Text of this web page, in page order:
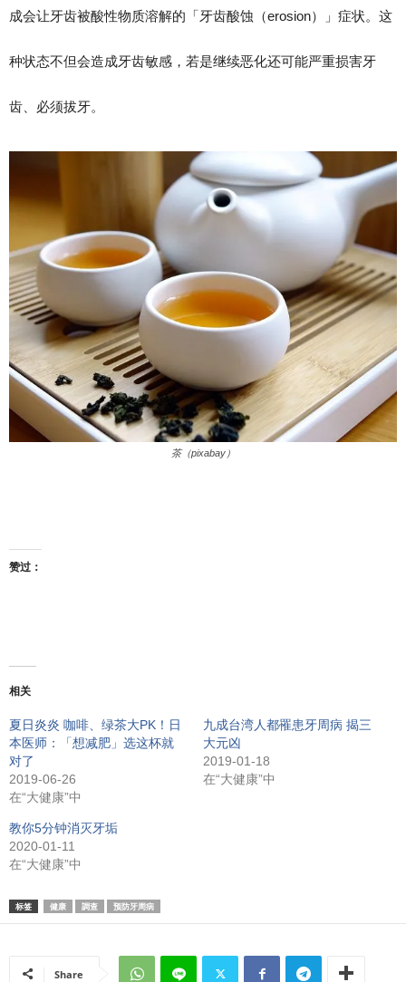
成会让牙齿被酸性物质溶解的「牙齿酸蚀（erosion）」症状。这
种状态不但会造成牙齿敏感，若是继续恶化还可能严重损害牙
齿、必须拔牙。
茶（pixabay）
赞过：
相关
夏日炎炎 咖啡、绿茶大PK！日
本医师：「想减肥」选这杯就
对了
2019-06-26
在“大健康”中
九成台湾人都罹患牙周病 揭三
大元凶
2019-01-18
在“大健康”中
教你5分钟消灭牙垢
2020-01-11
在“大健康”中
标签 健康 調查 预防牙周病
Share